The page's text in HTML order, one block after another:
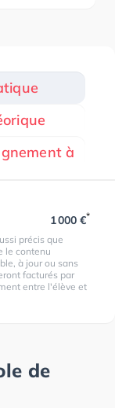
à
1 000 €*
précis que
le contenu
à jour ou sans
facturés par
entre l'élève et
de